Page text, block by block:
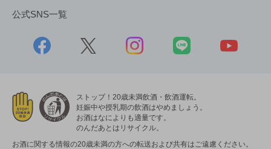
公式SNS一覧
ストップ！20歳未満飲酒・飲酒運転。
妊娠中や授乳期の飲酒はやめましょう。
お酒はなによりも適量です。
のんだあとはリサイクル。
お酒に関する情報の20歳未満の方への転送および共有はご遠慮ください。